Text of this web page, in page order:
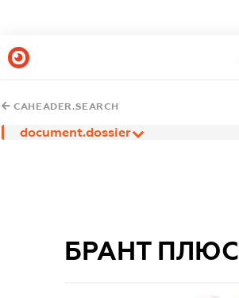
CAHEADER.SEARCH
document.dossier
БРАНТ ПЛЮС